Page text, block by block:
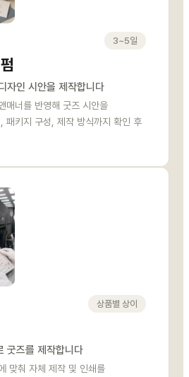
3~5일
자인 시안을 제작합니다
매너를 반영해 굿즈 시안을
패키지 구성, 제작 방식까지 확인 후
상품별 상이
굿즈를 제작합니다
맞춰 자체 제작 및 인쇄를